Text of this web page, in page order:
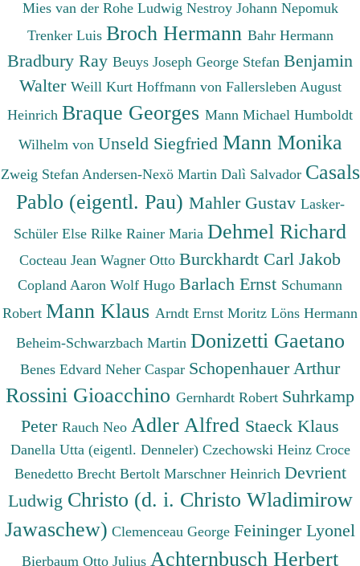
Mies van der Rohe Ludwig Nestroy Johann Nepomuk
Trenker Luis Broch Hermann Bahr Hermann
Bradbury Ray Beuys Joseph George Stefan Benjamin
Walter Weill Kurt Hoffmann von Fallersleben August
Heinrich Braque Georges Mann Michael Humboldt
Wilhelm von Unseld Siegfried Mann Monika
Zweig Stefan Andersen-Nexö Martin Dalì Salvador Casals
Pablo (eigentl. Pau) Mahler Gustav Lasker-
Schüler Else Rilke Rainer Maria Dehmel Richard
Cocteau Jean Wagner Otto Burckhardt Carl Jakob
Copland Aaron Wolf Hugo Barlach Ernst Schumann
Robert Mann Klaus Arndt Ernst Moritz Löns Hermann
Beheim-Schwarzbach Martin Donizetti Gaetano
Benes Edvard Neher Caspar Schopenhauer Arthur
Rossini Gioacchino Gernhardt Robert Suhrkamp
Peter Rauch Neo Adler Alfred Staeck Klaus
Danella Utta (eigentl. Denneler) Czechowski Heinz Croce
Benedetto Brecht Bertolt Marschner Heinrich Devrient
Ludwig Christo (d. i. Christo Wladimirow
Jawaschew) Clemenceau George Feininger Lyonel
Bierbaum Otto Julius Achternbusch Herbert